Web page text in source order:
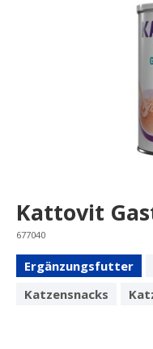
Kattovit
677040
Ergänzungsfutter
Katzensnacks